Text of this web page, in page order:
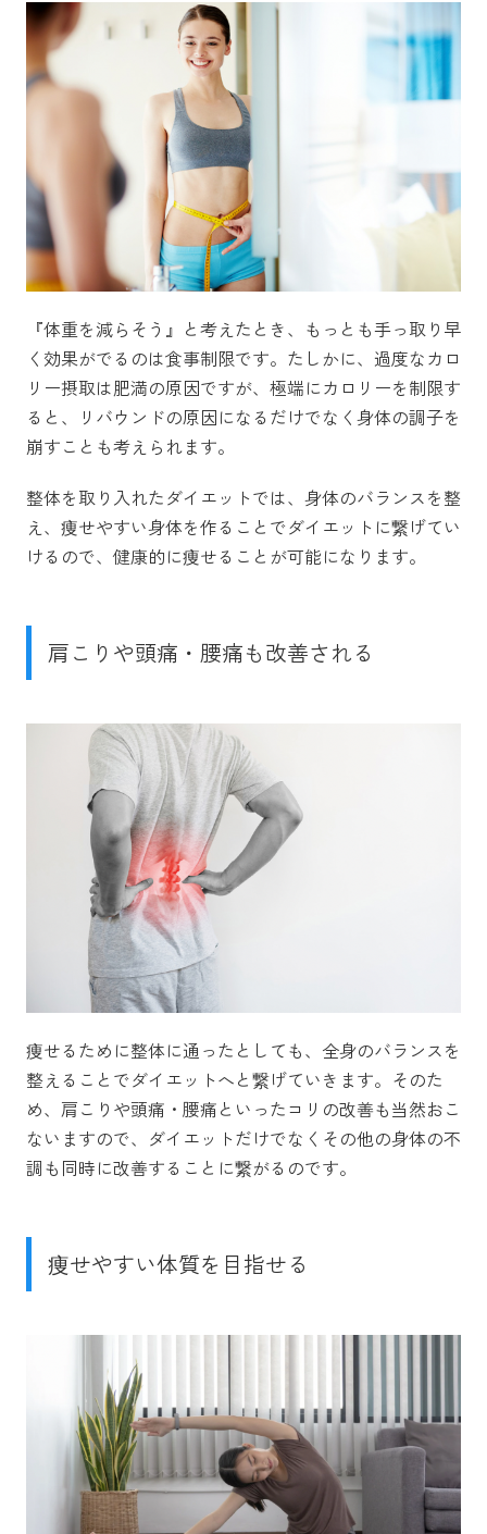
『体重を減らそう』と考えたとき、もっとも手っ取り早
く効果がでるのは食事制限です。たしかに、過度なカロ
リー摂取は肥満の原因ですが、極端にカロリーを制限す
ると、リバウンドの原因になるだけでなく身体の調子を
崩すことも考えられます。
整体を取り入れたダイエットでは、身体のバランスを整
え、痩せやすい身体を作ることでダイエットに繋げてい
けるので、健康的に痩せることが可能になります。
肩こりや頭痛・腰痛も改善される
痩せるために整体に通ったとしても、全身のバランスを
整えることでダイエットへと繋げていきます。そのた
め、肩こりや頭痛・腰痛といったコリの改善も当然おこ
ないますので、ダイエットだけでなくその他の身体の不
調も同時に改善することに繋がるのです。
痩せやすい体質を目指せる